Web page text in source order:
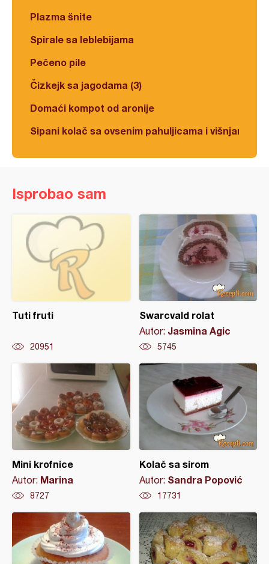
Plazma šnite
Spirale sa leblebijama
Pečeno pile
Čizkejk sa jagodama (3)
Domaći kompot od aronije
Sipani kolač sa ovsenim pahuljicama i višnjama
Isprobao sam
Tuti fruti
20951
Swarcvald rolat
Autor: Jasmina Agic
5745
Mini krofnice
Autor: Marina
8727
Kolač sa sirom
Autor: Sandra Popović
17731